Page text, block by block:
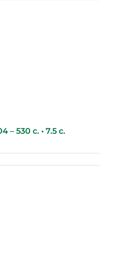
– 530 с. • 7.5 с.